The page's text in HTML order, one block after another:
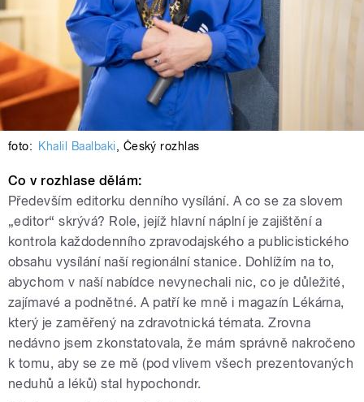
foto: Khalil Baalbaki, Český rozhlas
Co v rozhlase dělám:
Především editorku denního vysílání. A co se za slovem
„editor“ skrývá? Role, jejíž hlavní náplní je zajištění a
kontrola každodenního zpravodajského a publicistického
obsahu vysílání naší regionální stanice. Dohlížím na to,
abychom v naší nabídce nevynechali nic, co je důležité,
zajímavé a podnětné. A patří ke mně i magazín Lékárna,
který je zaměřený na zdravotnická témata. Zrovna
nedávno jsem zkonstatovala, že mám správně nakročeno
k tomu, aby se ze mě (pod vlivem všech prezentovaných
neduhů a léků) stal hypochondr.